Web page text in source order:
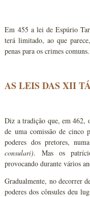
Em 455 a lei de Espúrio
terá limitado, ao que
penas para os crimes comuns.
AS LEIS DAS XII
Diz a tradição que, em 462,
de uma comissão de cinco
poderes dos pretores,
consulari). Mas os
provocando durante vários
Gradualmente, no decorrer
poderes dos cônsules deu